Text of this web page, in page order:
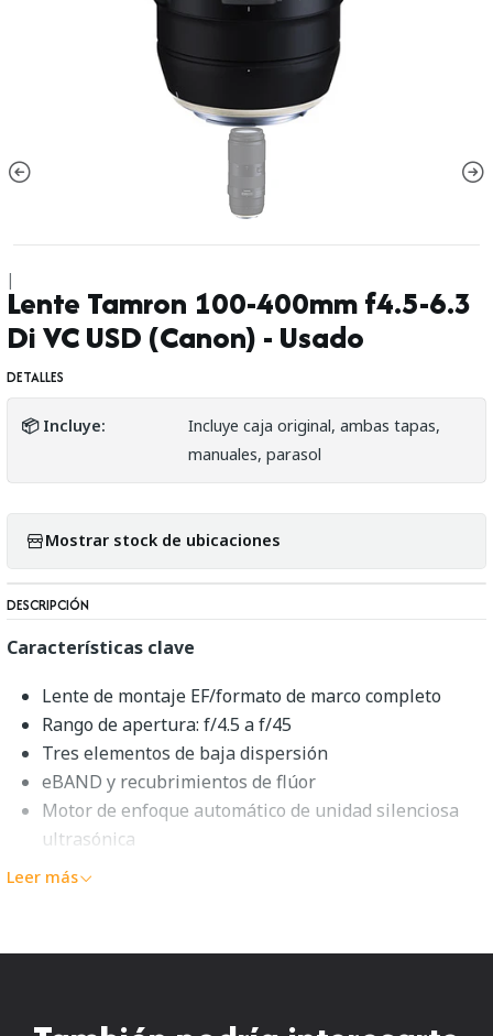
|
Lente Tamron 100-400mm f4.5-6.3
Di VC USD (Canon) - Usado
DETALLES
📦 Incluye:
Incluye caja original, ambas tapas,
manuales, parasol
Mostrar stock de ubicaciones
DESCRIPCIÓN
Características clave
Lente de montaje EF/formato de marco completo
Rango de apertura: f/4.5 a f/45
Tres elementos de baja dispersión
eBAND y recubrimientos de flúor
Motor de enfoque automático de unidad silenciosa
ultrasónica
Estabilización de imagen de VC
Compatible con la consola TAP-in
Leer más